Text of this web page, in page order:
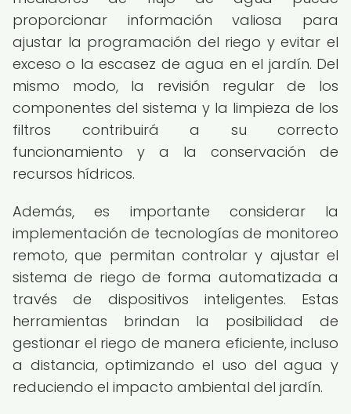
proporcionar información valiosa para
ajustar la programación del riego y evitar el
exceso o la escasez de agua en el jardín. Del
mismo modo, la revisión regular de los
componentes del sistema y la limpieza de los
filtros contribuirá a su correcto
funcionamiento y a la conservación de
recursos hídricos.
Además, es importante considerar la
implementación de tecnologías de monitoreo
remoto, que permitan controlar y ajustar el
sistema de riego de forma automatizada a
través de dispositivos inteligentes. Estas
herramientas brindan la posibilidad de
gestionar el riego de manera eficiente, incluso
a distancia, optimizando el uso del agua y
reduciendo el impacto ambiental del jardín.